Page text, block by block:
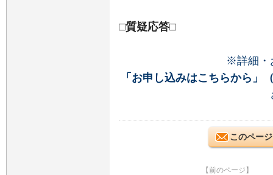
□質疑応答□
※詳細・
「お申し込みはこちらから」
このペー
【前のページ】